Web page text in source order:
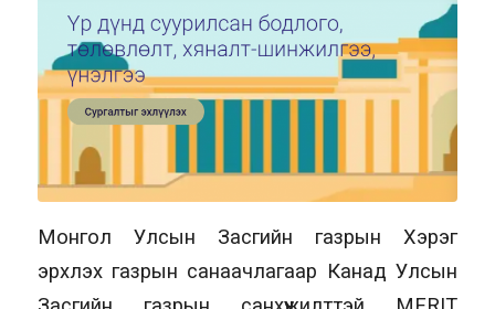
Монгол Улсын Засгийн газрын Хэрэг
эрхлэх газрын санаачлагаар Канад Улсын